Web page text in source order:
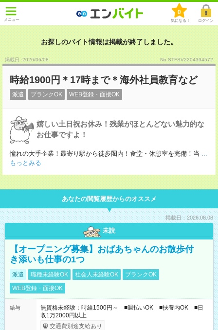
メニュー
0
気になる！ ログイン
お探しのバイト情報は掲載が終了しました。
掲載日 :2026/06/08 No.STFSV2204394572
時給1900円＊17時まで＊海外社員教育など
派遣 ブランクOK WEB登録・面接OK
嬉しい土日祝お休み！残業がほとんどない魅力的な
お仕事ですよ！
憧れの大手企業！最寄り駅から徒歩圏内！食堂・休憩室を完備！当 ...
もっとみる
あなたの閲覧履歴からのオススメ
掲載日：2026.08.08
未読
【オープニング募集】おばあちゃんのお散歩付
き添いも仕事の1つ
派遣 職種未経験OK 社会人未経験OK
ブランクOK
WEB登録・面接OK
給与
無資格未経験：時給1500円～ ■週払いOK ■扶養内OK ■日
収1万2000円以上
交通費別途支給あり